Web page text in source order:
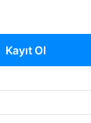
Kayıt Ol